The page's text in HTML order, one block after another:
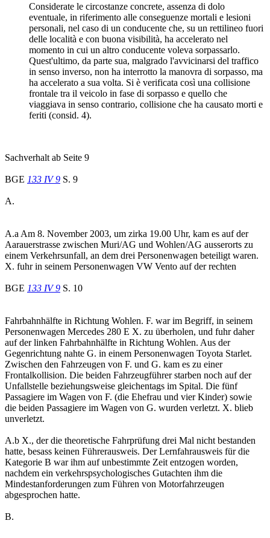
Considerate le circostanze concrete, assenza di dolo
eventuale, in riferimento alle conseguenze mortali e lesioni
personali, nel caso di un conducente che, su un rettilineo fuori
delle località e con buona visibilità, ha accelerato nel
momento in cui un altro conducente voleva sorpassarlo.
Quest'ultimo, da parte sua, malgrado l'avvicinarsi del traffico
in senso inverso, non ha interrotto la manovra di sorpasso, ma
ha accelerato a sua volta. Si è verificata così una collisione
frontale tra il veicolo in fase di sorpasso e quello che
viaggiava in senso contrario, collisione che ha causato morti e
feriti (consid. 4).
Sachverhalt ab Seite 9
BGE 133 IV 9 S. 9
A.
A.a Am 8. November 2003, um zirka 19.00 Uhr, kam es auf der
Aarauerstrasse zwischen Muri/AG und Wohlen/AG ausserorts zu
einem Verkehrsunfall, an dem drei Personenwagen beteiligt waren.
X. fuhr in seinem Personenwagen VW Vento auf der rechten
BGE 133 IV 9 S. 10
Fahrbahnhälfte in Richtung Wohlen. F. war im Begriff, in seinem
Personenwagen Mercedes 280 E X. zu überholen, und fuhr daher
auf der linken Fahrbahnhälfte in Richtung Wohlen. Aus der
Gegenrichtung nahte G. in einem Personenwagen Toyota Starlet.
Zwischen den Fahrzeugen von F. und G. kam es zu einer
Frontalkollision. Die beiden Fahrzeugführer starben noch auf der
Unfallstelle beziehungsweise gleichentags im Spital. Die fünf
Passagiere im Wagen von F. (die Ehefrau und vier Kinder) sowie
die beiden Passagiere im Wagen von G. wurden verletzt. X. blieb
unverletzt.
A.b X., der die theoretische Fahrprüfung drei Mal nicht bestanden
hatte, besass keinen Führerausweis. Der Lernfahrausweis für die
Kategorie B war ihm auf unbestimmte Zeit entzogen worden,
nachdem ein verkehrspsychologisches Gutachten ihm die
Mindestanforderungen zum Führen von Motorfahrzeugen
abgesprochen hatte.
B.